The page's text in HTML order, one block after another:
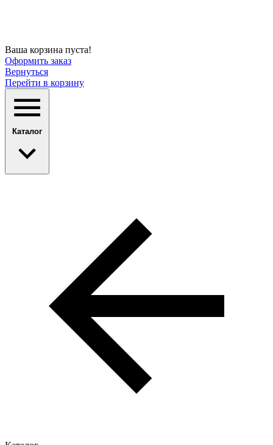
Ваша корзина пуста!
Оформить заказ
Вернуться
Перейти в корзину
Каталог